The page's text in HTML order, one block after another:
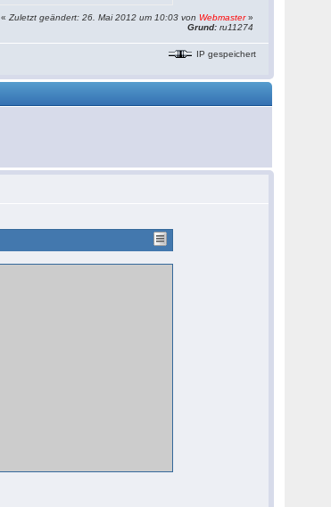
«Zuletzt geändert: 26. Mai 2012 um 10:03 von Webmaster»
Grund: ru11274
IP gespeichert